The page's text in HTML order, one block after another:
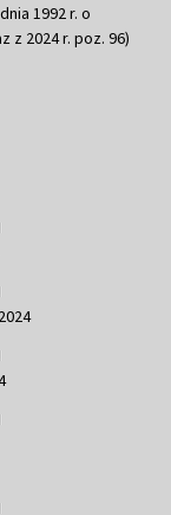
1992 r. o
z 2024 r. poz. 96)